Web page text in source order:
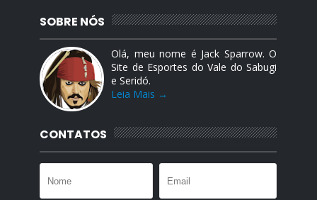
SOBRE NÓS
Olá, meu nome é Jack Sparrow. O
Site de Esportes do Vale do Sabugi
e Seridó.
Leia Mais →
CONTATOS